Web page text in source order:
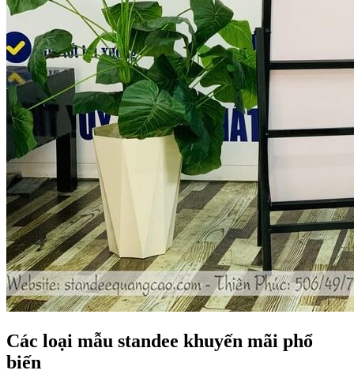
Các loại mẫu standee khuyến mãi phổ
biến